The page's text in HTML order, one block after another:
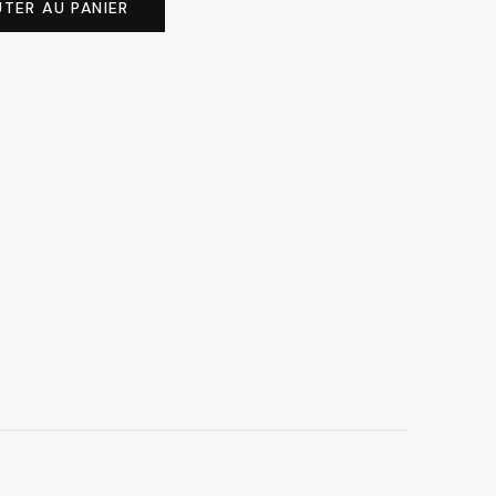
CHF.49.50 CHF.
AU PANIER